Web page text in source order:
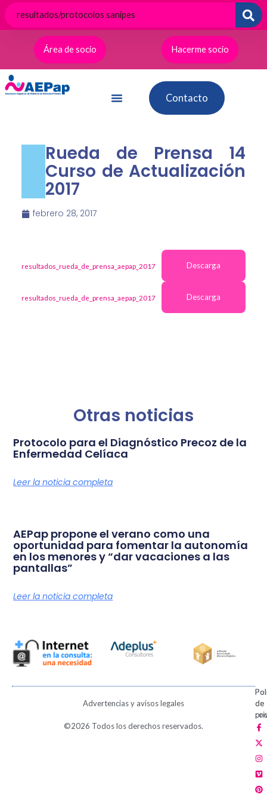
contenido
Área de socio
Hacerme socio
Contacto
Rueda de Prensa 14
Curso de Actualización
2017
febrero 28, 2017
resultados_rueda_de_prensa_aepap_2017 Descarga
resultados_rueda_de_prensa_aepap_2017 Descarga
Otras noticias
Protocolo para el Diagnóstico Precoz de la
Enfermedad Celíaca
Leer la noticia completa
AEPap propone el verano como una
oportunidad para fomentar la autonomía
en los menores y “dar vacaciones a las
pantallas”
Leer la noticia completa
Advertencias y avisos legales
de
de
©2026 Todos los derechos reservados.
F
a
c
e
b
o
o
k
-
f
X
-
t
w
i
t
t
e
r
I
n
s
t
a
g
r
a
m
V
i
m
e
o
P
i
n
t
e
r
e
s
t